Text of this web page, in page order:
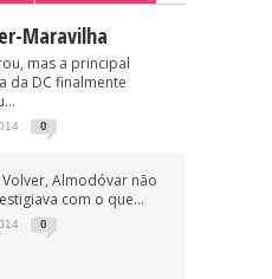
Maravilha
mas a principal
da DC finalmente
0
Almodóvar não
com o que...
0